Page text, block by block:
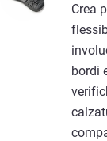
Crea
bordi